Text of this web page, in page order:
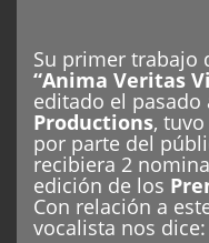
Su primer trabajo
“Anima Veritas
editado el pasado
Productions,
por parte del
recibiera 2
edición de los
Con relación a
vocalista nos dice: